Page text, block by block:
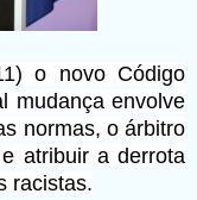
o novo Código
mudança envolve
normas, o árbitro
atribuir a derrota
racistas.